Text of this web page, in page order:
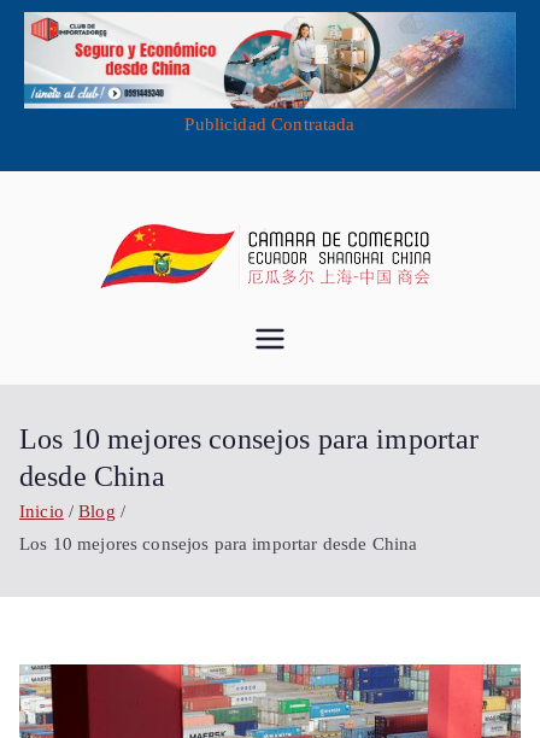
Publicidad Contratada
Comercio
Shanghái
China
Importa desde China - Compra en
Los 10 mejores consejos para importar
desde China
Inicio
Blog
Los 10 mejores consejos para importar desde China